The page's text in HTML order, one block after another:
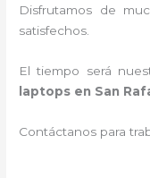
Disfrutamos de
satisfechos.
El tiempo será
laptops en San
Contáctanos para